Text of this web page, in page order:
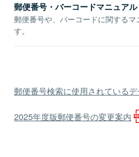
郵便番号・バーコードマニュアル
郵便番号や、バーコードに関するマ
す。
郵便番号検索に使用されている
2025年度版郵便番号の変更案内